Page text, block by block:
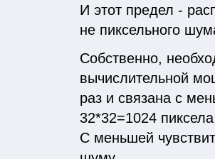
И этот предел -
не пиксельного
Собственно,
вычислительной
раз и связана с
32*32=1024
С меньшей